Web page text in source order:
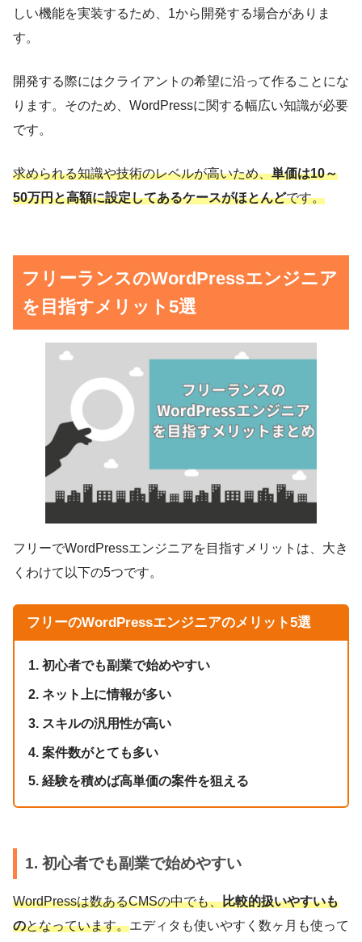
しい機能を実装するため、1から開発する場合がありま
す。
開発する際にはクライアントの希望に沿って作ることにな
ります。そのため、WordPressに関する幅広い知識が必要
です。
求められる知識や技術のレベルが高いため、単価は10～
50万円と高額に設定してあるケースがほとんどです。
フリーランスのWordPressエンジニア
を目指すメリット5選
フリーでWordPressエンジニアを目指すメリットは、大き
くわけて以下の5つです。
フリーのWordPressエンジニアのメリット5選
1. 初心者でも副業で始めやすい
2. ネット上に情報が多い
3. スキルの汎用性が高い
4. 案件数がとても多い
5. 経験を積めば高単価の案件を狙える
1. 初心者でも副業で始めやすい
WordPressは数あるCMSの中でも、比較的扱いやすいも
のとなっています。エディタも使いやすく数ヶ月も使って